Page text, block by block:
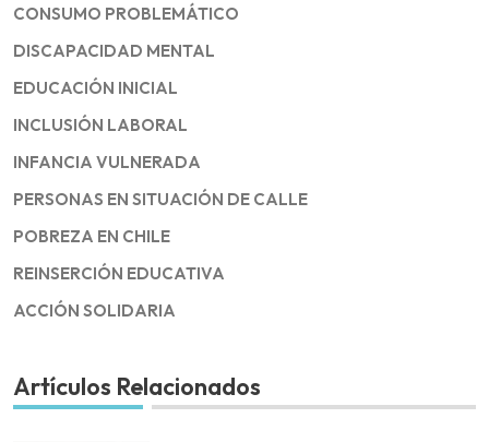
CONSUMO PROBLEMÁTICO
DISCAPACIDAD MENTAL
EDUCACIÓN INICIAL
INCLUSIÓN LABORAL
INFANCIA VULNERADA
PERSONAS EN SITUACIÓN DE CALLE
POBREZA EN CHILE
REINSERCIÓN EDUCATIVA
ACCIÓN SOLIDARIA
Artículos Relacionados